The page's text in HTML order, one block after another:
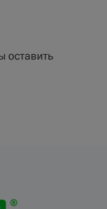
оставить